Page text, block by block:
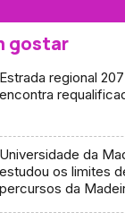
gostar
Estrada regional
encontra
Universidade da
estudou os limites
percursos da